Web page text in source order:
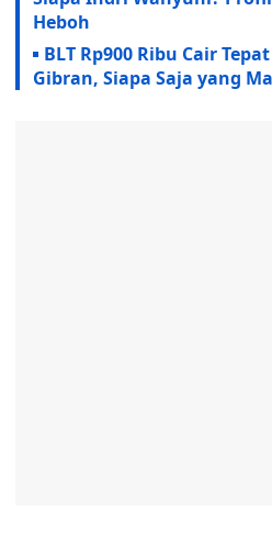
Heboh
BLT Rp900 Ribu Cair
Gibran, Siapa Saja yang